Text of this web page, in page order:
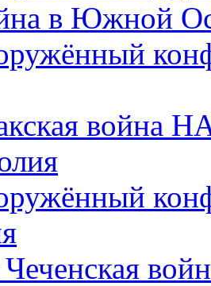
в Южной
война
Чеченская